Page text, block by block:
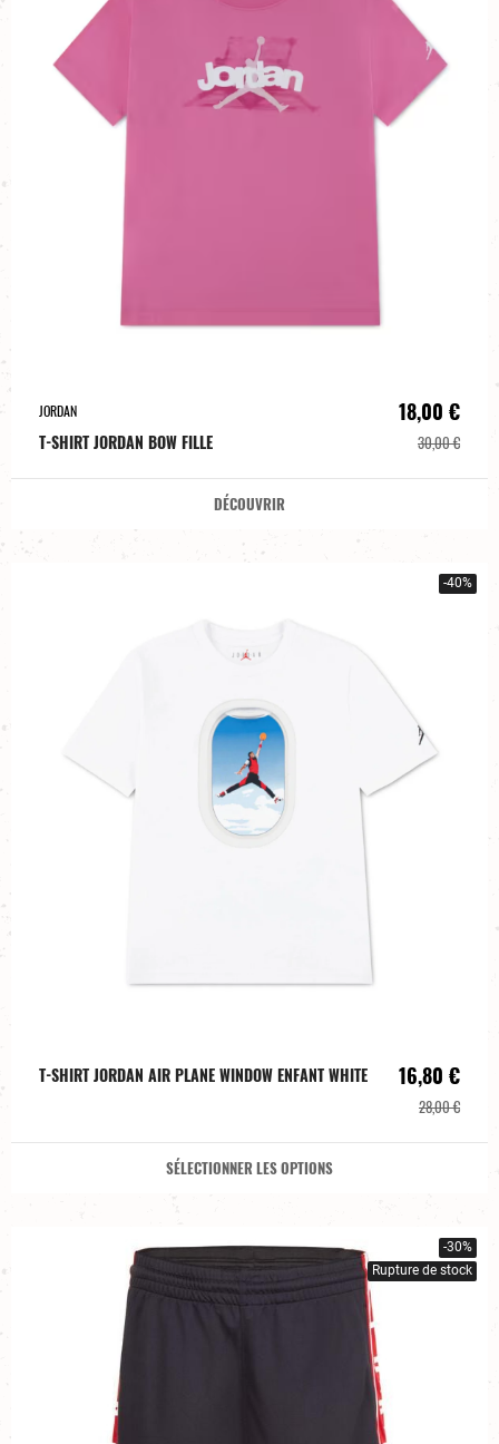
JORDAN
T-SHIRT JORDAN BOW FILLE
18,00 €
30,00 €
DÉCOUVRIR
-40%
T-SHIRT JORDAN AIR PLANE WINDOW ENFANT WHITE 16,80 €
28,00 €
SÉLECTIONNER LES OPTIONS
-30%
Rupture de stock